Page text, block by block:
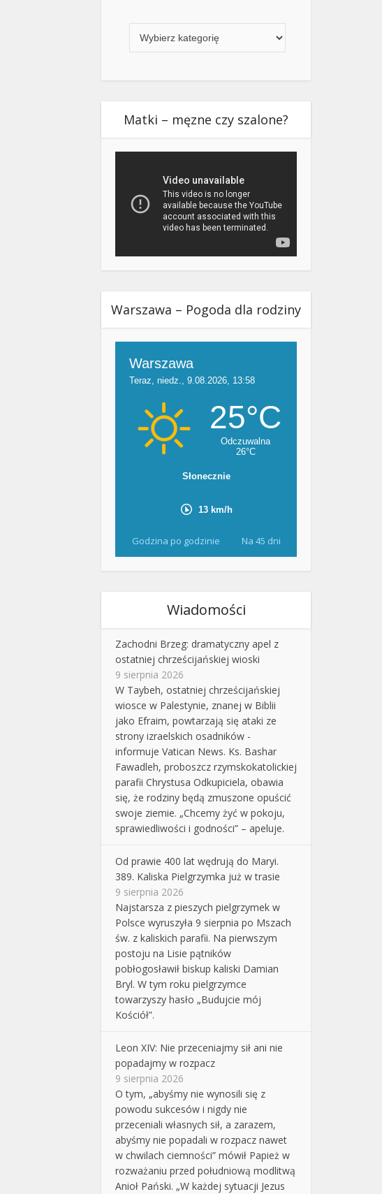
Matki – męzne czy szalone?
Warszawa – Pogoda dla rodziny
Godzina po godzinie Na 45 dni
Wiadomości
Zachodni Brzeg: dramatyczny apel z
ostatniej chrześcijańskiej wioski
9 sierpnia 2026
W Taybeh, ostatniej chrześcijańskiej
wiosce w Palestynie, znanej w Biblii
jako Efraim, powtarzają się ataki ze
strony izraelskich osadników -
informuje Vatican News. Ks. Bashar
Fawadleh, proboszcz rzymskokatolickiej
parafii Chrystusa Odkupiciela, obawia
się, że rodziny będą zmuszone opuścić
swoje ziemie. „Chcemy żyć w pokoju,
sprawiedliwości i godności” – apeluje.
Od prawie 400 lat wędrują do Maryi.
389. Kaliska Pielgrzymka już w trasie
9 sierpnia 2026
Najstarsza z pieszych pielgrzymek w
Polsce wyruszyła 9 sierpnia po Mszach
św. z kaliskich parafii. Na pierwszym
postoju na Lisie pątników
pobłogosławił biskup kaliski Damian
Bryl. W tym roku pielgrzymce
towarzyszy hasło „Budujcie mój
Kościół”.
Leon XIV: Nie przeceniajmy sił ani nie
popadajmy w rozpacz
9 sierpnia 2026
O tym, „abyśmy nie wynosili się z
powodu sukcesów i nigdy nie
przeceniali własnych sił, a zarazem,
abyśmy nie popadali w rozpacz nawet
w chwilach ciemności” mówił Papież w
rozważaniu przed południową modlitwą
Anioł Pański. „W każdej sytuacji Jezus